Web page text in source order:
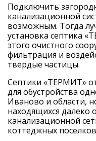
Подключить
канализационной
возможным. Тогда
установка септика
этого очистного
фильтрация и
твердые частицы.
Септики «ТЕРМИТ»
для обустройства
Иваново и области,
находящихся далеко
канализационной
коттеджных